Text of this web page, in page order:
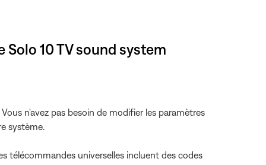
10 TV sound system
n'avez pas besoin de modifier les paramètres
système.
télécommandes universelles incluent des codes